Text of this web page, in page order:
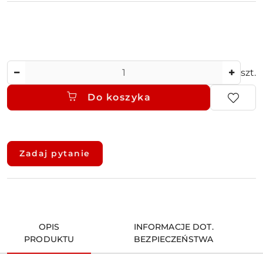
szt.
Do koszyka
Dostępność
dostawa
Zadaj pytanie
OPIS
PRODUKTU
INFORMACJE DOT.
BEZPIECZEŃSTWA